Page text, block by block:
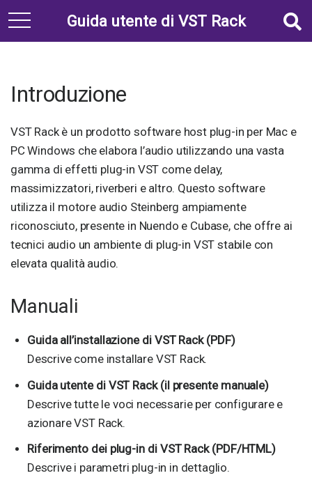
Guida utente di VST Rack
t
e
a
v
i
g
a
n
Introduzione
VST Rack è un prodotto software host plug-in per Mac e
PC Windows che elabora l’audio utilizzando una vasta
gamma di effetti plug-in VST come delay,
massimizzatori, riverberi e altro. Questo software
utilizza il motore audio Steinberg ampiamente
riconosciuto, presente in Nuendo e Cubase, che offre ai
tecnici audio un ambiente di plug-in VST stabile con
elevata qualità audio.
Manuali
Guida all’installazione di VST Rack (PDF)
Descrive come installare VST Rack.
Guida utente di VST Rack (il presente manuale)
Descrive tutte le voci necessarie per configurare e
azionare VST Rack.
Riferimento dei plug-in di VST Rack (PDF/HTML)
Descrive i parametri plug-in in dettaglio.